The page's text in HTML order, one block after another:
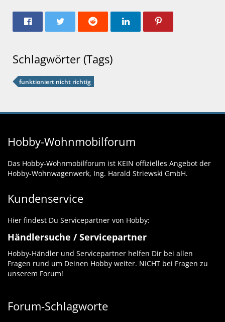
Schlagwörter (Tags)
funktioniert nicht richtig
Hobby-Wohnmobilforum
Das Hobby-Wohnmobilforum ist KEIN offizielles Angebot der
Hobby-Wohnwagenwerk, Ing. Harald Striewski GmbH.
Kundenservice
Hier findest Du Servicepartner von Hobby:
Händlersuche / Servicepartner
Hobby-Händler und Servicepartner helfen Dir bei allen
Fragen rund um Deinen Hobby weiter. NICHT bei Fragen zu
unserem Forum!
Forum-Schlagworte